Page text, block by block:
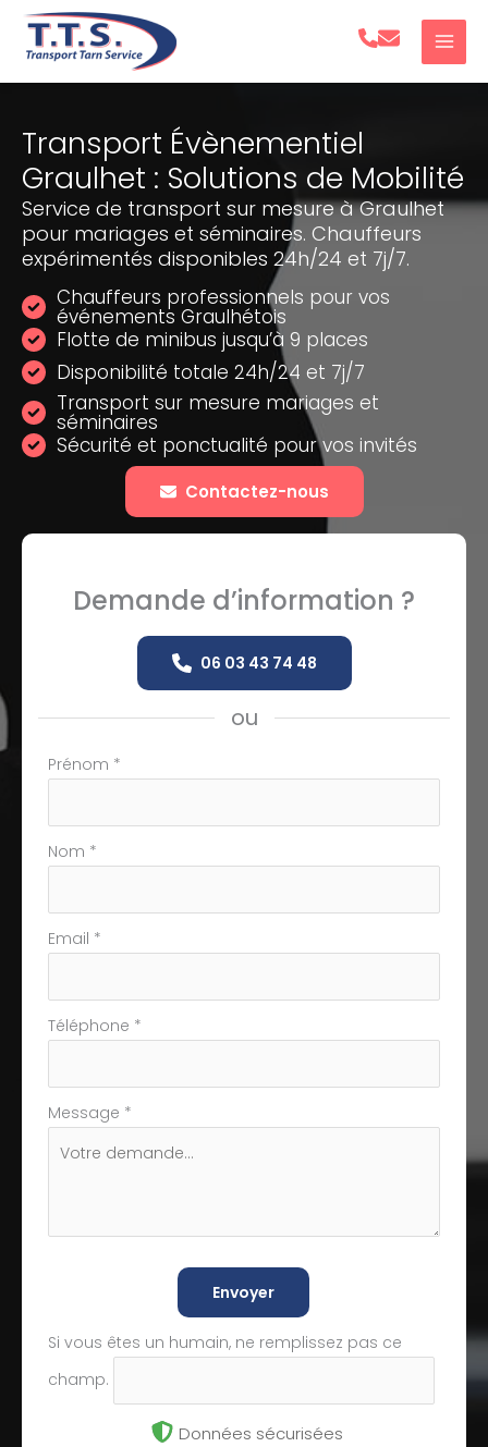
Aller
Transport Évènementiel
Graulhet : Solutions de Mobilité
Service de transport sur mesure à Graulhet
pour mariages et séminaires. Chauffeurs
expérimentés disponibles 24h/24 et 7j/7.
Chauffeurs professionnels pour vos
événements Graulhétois
Flotte de minibus jusqu’à 9 places
Disponibilité totale 24h/24 et 7j/7
Transport sur mesure mariages et
séminaires
Sécurité et ponctualité pour vos invités
Contactez-nous
Demande d’information ?
06 03 43 74 48
ou
Formulaire
téléphone
Prénom *
Nom *
Email *
Téléphone *
Message *
Envoyer
Si vous êtes un humain, ne remplissez pas ce
champ.
Données sécurisées